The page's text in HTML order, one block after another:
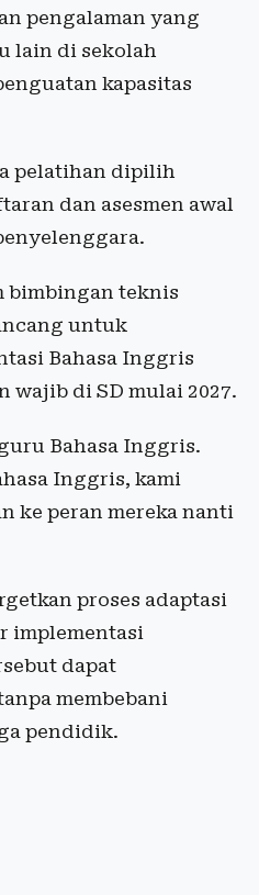
pengalaman yang
lain di sekolah
kapasitas
pelatihan dipilih
dan asesmen awal
bimbingan teknis
untuk
Bahasa Inggris
wajib di SD mulai 2027.
Bahasa Inggris.
Inggris, kami
ke peran mereka nanti
proses adaptasi
implementasi
dapat
membebani
pendidik.